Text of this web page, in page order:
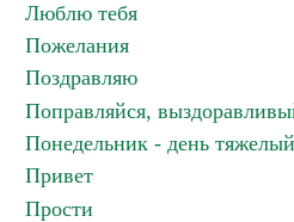
Люблю тебя
Пожелания
Поздравляю
Поправляйся,
Понедельник - день тяжелый
Привет
Прости